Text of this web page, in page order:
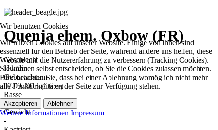
Quenja ehem. Oxbow (FR)
Geschlecht
Hündin
Geburtsdatum
07.09.2018(7 Jahre)
Rasse
Beagle
Gewicht
-
Wir benutzen Cookies
Wir nutzen Cookies auf unserer Website. Einige von ihnen sind
essenziell für den Betrieb der Seite, während andere uns helfen, diese
Website und die Nutzererfahrung zu verbessern (Tracking Cookies).
Sie können selbst entscheiden, ob Sie die Cookies zulassen möchten.
Bitte beachten Sie, dass bei einer Ablehnung womöglich nicht mehr
alle Funktionalitäten der Seite zur Verfügung stehen.
Akzeptieren Ablehnen
Weitere Informationen Impressum